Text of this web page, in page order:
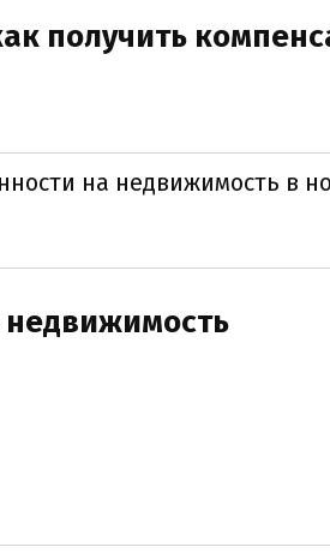
получить
на недвижимость в